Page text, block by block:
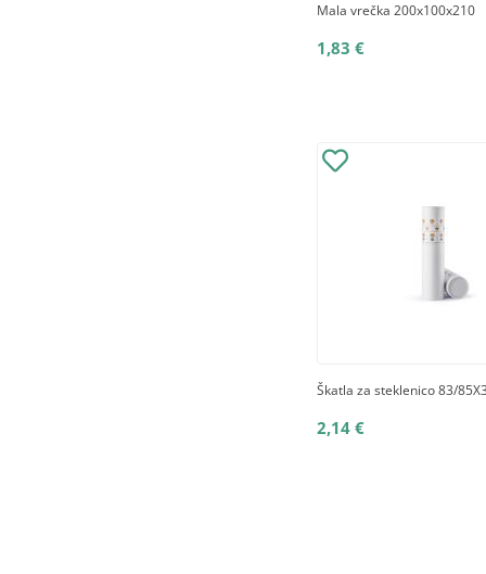
Mala vrečka 200x100x210
1,83 €
Škatla za steklenico 83/
2,14 €